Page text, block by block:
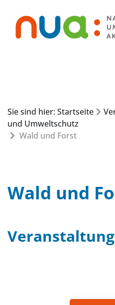
Sie sind hier: Startseite
und Umweltschutz
Wald und Forst
Wald und